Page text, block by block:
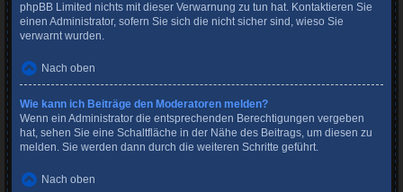
phpBB Limited nichts mit dieser Verwarnung zu tun hat. Kontaktieren Sie
einen Administrator, sofern Sie sich die nicht sicher sind, wieso Sie
verwarnt wurden.
Nach oben
Wie kann ich Beiträge den Moderatoren melden?
Wenn ein Administrator die entsprechenden Berechtigungen vergeben
hat, sehen Sie eine Schaltfläche in der Nähe des Beitrags, um diesen zu
melden. Sie werden dann durch die weiteren Schritte geführt.
Nach oben